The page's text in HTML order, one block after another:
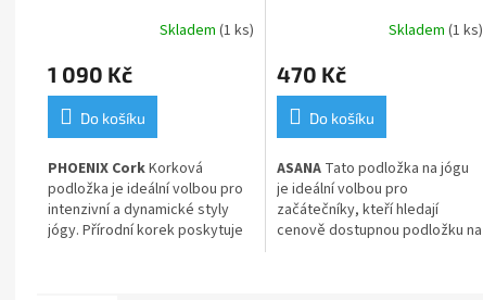
Skladem (1 ks)
1 090 Kč
Do košíku
PHOENIX CorkKorková
podložka je ideální volbou pro
intenzivní a dynamické styly
jógy. Přírodní korek poskytuje
Skladem (1 ks)
470 Kč
Do košíku
ASANATato podložka na jógu
je ideální volbou pro
začátečníky, kteří hledají
cenově dostupnou podložku na